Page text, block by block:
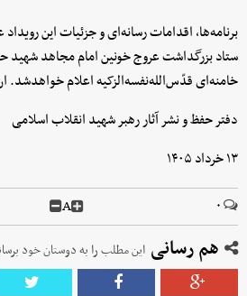
برنامه‌ها، اقدامات رسانه‌ای و جزئیات این
ستاد بزرگداشت عروج خونین امام مجاهد شهید
خامنه‌ای‌ قدّس‌الله‌نفسه‌الزکیه اعلام خواهدشد.
دفتر حفظ و نشر آثار رهبر شهید انقلاب اسلامی
۱۳ خرداد ۱۴۰۵
۰ A
هم رسانی این مطلب را به دوستان خود